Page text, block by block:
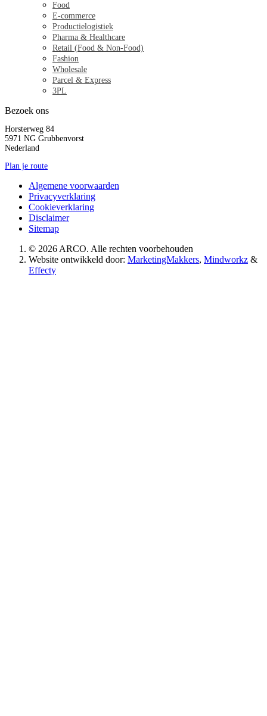
Food
E-commerce
Productielogistiek
Pharma & Healthcare
Retail (Food & Non-Food)
Fashion
Wholesale
Parcel & Express
3PL
Bezoek ons
Horsterweg 84
5971 NG Grubbenvorst
Nederland
Plan je route
Algemene voorwaarden
Privacyverklaring
Cookieverklaring
Disclaimer
Sitemap
© 2026 ARCO. Alle rechten voorbehouden
Website ontwikkeld door: MarketingMakkers, Mindworkz &
Effecty